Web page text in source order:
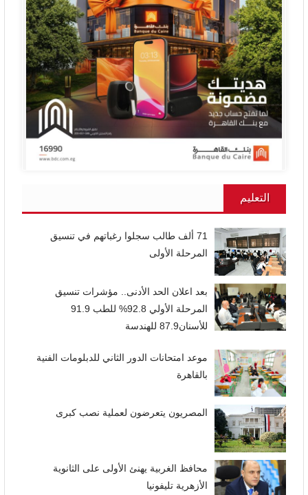
التعليم
71 ألف طالب سجلوا رغباتهم في تنسيق
المرحلة الأولى
بعد اعلان الحد الأدنى.. مؤشرات تنسيق
المرحلة الأولي 92.8% للطب 91.9
للأسنان87.9 للهندسة
موعد امتحانات الدور الثاني للدبلومات الفنية
بالقاهرة
المصريون يتعرضون لعملية نصب كبرى
محافظ الغربية يهنئ الأولى على الثانوية
الأزهرية تليفونيا